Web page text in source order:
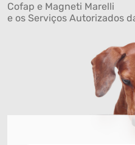
Cofap e Magneti Marelli
e os Serviços Autorizados